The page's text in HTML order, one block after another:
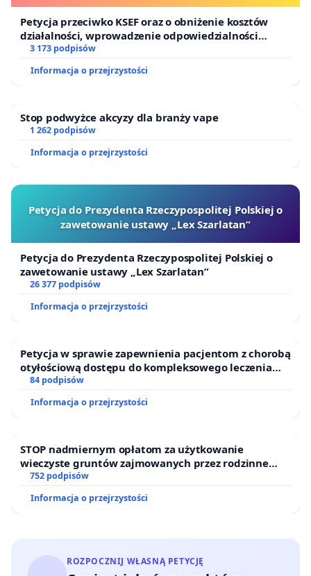
Petycja przeciwko KSEF oraz o obniżenie kosztów
działalności, wprowadzenie odpowiedzialności
finansowej kluczowych urzędników i sędziów
3 173 podpisów
Informacja o przejrzystości
Stop podwyżce akcyzy dla branży vape
1 262 podpisów
Informacja o przejrzystości
Petycja do Prezydenta Rzeczypospolitej Polskiej o
zawetowanie ustawy „Lex Szarlatan”
Petycja do Prezydenta Rzeczypospolitej Polskiej o
zawetowanie ustawy „Lex Szarlatan”
26 377 podpisów
Informacja o przejrzystości
Petycja w sprawie zapewnienia pacjentom z chorobą
otyłościową dostępu do kompleksowego leczenia
oraz programów profilaktycznych.
84 podpisów
Informacja o przejrzystości
STOP nadmiernym opłatom za użytkowanie
wieczyste gruntów zajmowanych przez rodzinne
ogrody działkowe.
752 podpisów
Informacja o przejrzystości
ROZPOCZNIJ WŁASNĄ PETYCJĘ